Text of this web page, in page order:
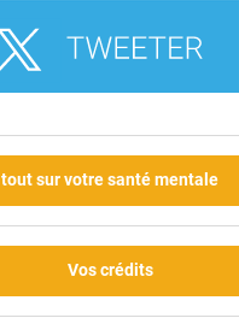
tout sur votre santé mentale
Vos crédits